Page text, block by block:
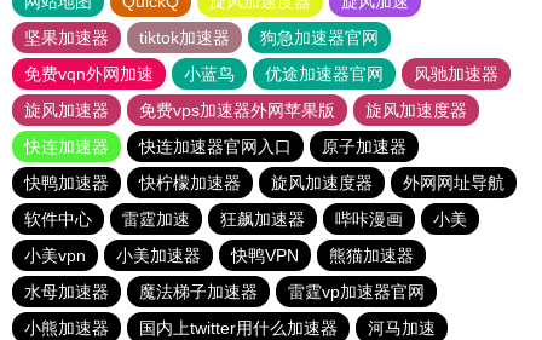
坚果加速器
tiktok加速器
狗急加速器官网
免费vqn外网加速
小蓝鸟 优途加速器官网
风驰加速器
旋风加速器
免费vps加速器外网苹果版
旋风加速度器
快连加速器
快连加速器官网入口
原子加速器
快鸭加速器
快柠檬加速器 旋风加速度器
外网网址导航
软件中心
雷霆加速 狂飙加速器 哔咔漫画
小美
小美vpn
小美加速器 快鸭VPN
熊猫加速器
水母加速器
魔法梯子加速器
雷霆vp加速器官网
小熊加速器
国内上twitter用什么加速器
河马加速